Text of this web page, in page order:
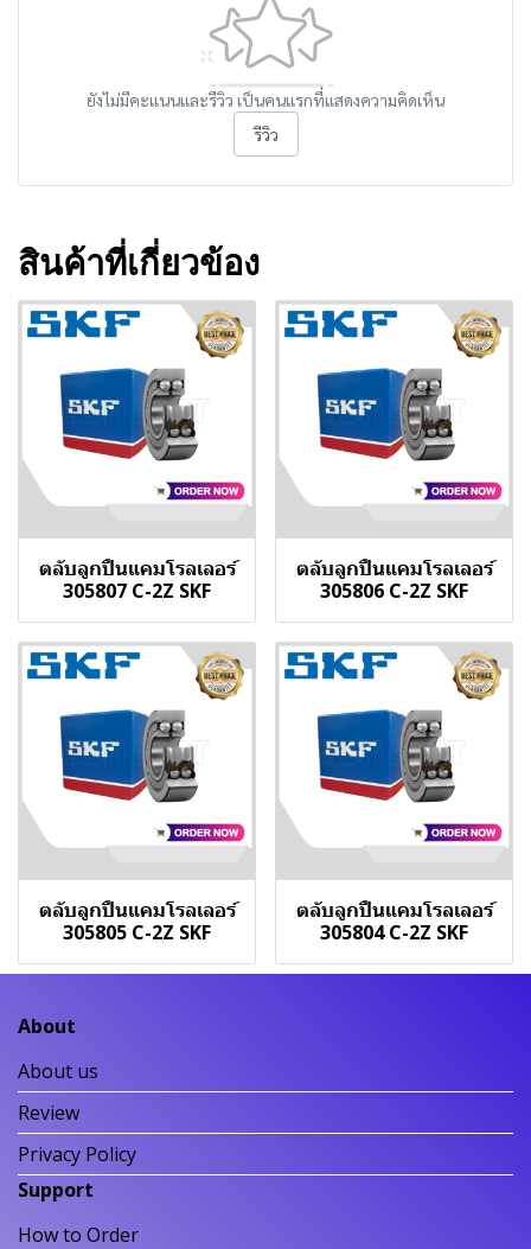
ยังไม่มีคะแนนและรีวิว เป็นคนแรกที่แสดงความคิดเห็น
รีวิว
สินค้าที่เกี่ยวข้อง
ตลับลูกปืนแคมโรลเลอร์
305807 C-2Z SKF
ตลับลูกปืนแคมโรลเลอร์
305806 C-2Z SKF
ตลับลูกปืนแคมโรลเลอร์
305805 C-2Z SKF
ตลับลูกปืนแคมโรลเลอร์
305804 C-2Z SKF
About
About us
Review
Privacy Policy
Support
How to Order